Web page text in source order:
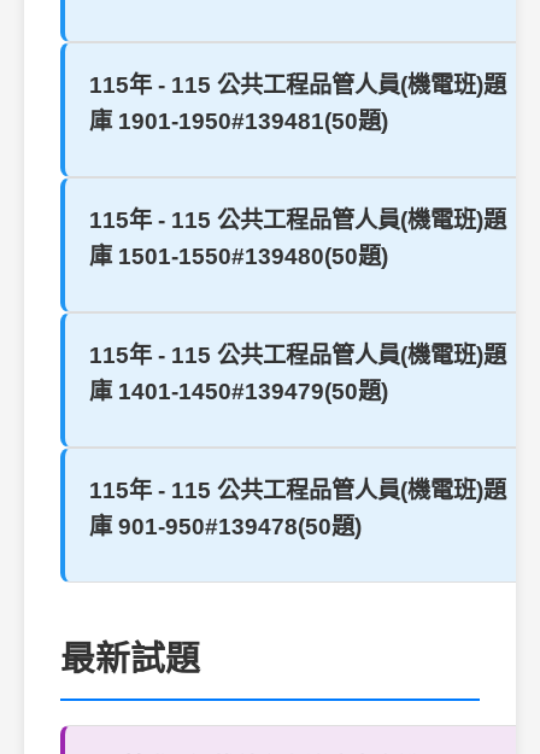
115年 - 115 公共工程品管人員(機電班)題
庫 1901-1950#139481(50題)
115年 - 115 公共工程品管人員(機電班)題
庫 1501-1550#139480(50題)
115年 - 115 公共工程品管人員(機電班)題
庫 1401-1450#139479(50題)
115年 - 115 公共工程品管人員(機電班)題
庫 901-950#139478(50題)
最新試題